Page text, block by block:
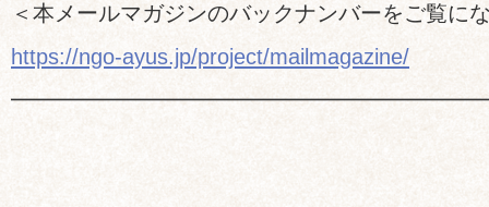
＜本メールマガジンのバックナンバーをご覧に
https://ngo-ayus.jp/project/mailmagazine/